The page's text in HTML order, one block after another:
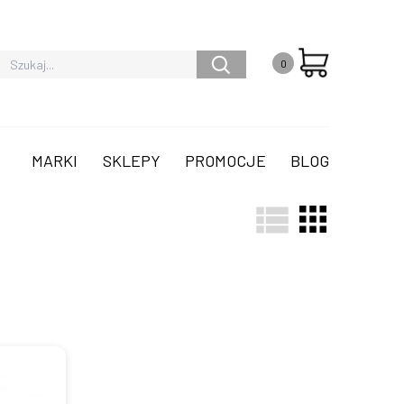
0
MARKI SKLEPY PROMOCJE BLOG